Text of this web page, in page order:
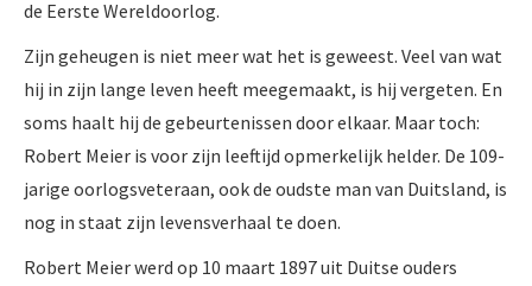
de Eerste Wereldoorlog.
Zijn geheugen is niet meer wat het is geweest. Veel van wat
hij in zijn lange leven heeft meegemaakt, is hij vergeten. En
soms haalt hij de gebeurtenissen door elkaar. Maar toch:
Robert Meier is voor zijn leeftijd opmerkelijk helder. De 109-
jarige oorlogsveteraan, ook de oudste man van Duitsland, is
nog in staat zijn levensverhaal te doen.
Robert Meier werd op 10 maart 1897 uit Duitse ouders